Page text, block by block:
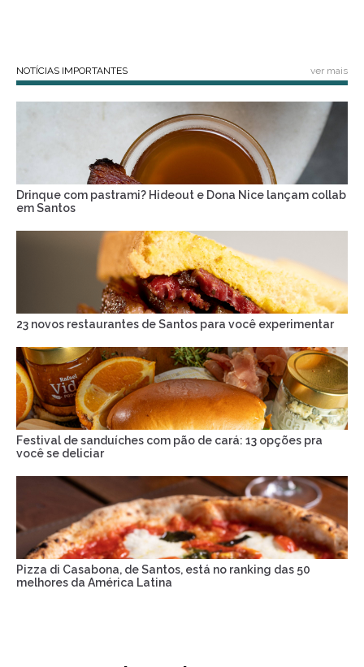
NOTÍCIAS IMPORTANTES ver mais
Drinque com pastrami? Hideout e Dona Nice lançam collab
em Santos
23 novos restaurantes de Santos para você experimentar
Festival de sanduíches com pão de cará: 13 opções pra
você se deliciar
Pizza di Casabona, de Santos, está no ranking das 50
melhores da América Latina